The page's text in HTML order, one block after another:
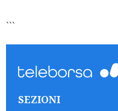
```
SEZIONI